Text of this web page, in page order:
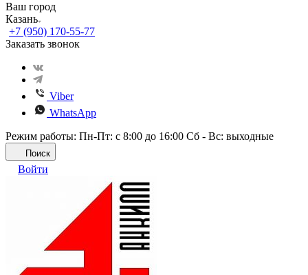
Ваш город
Казань
+7 (950) 170-55-77
Заказать звонок
Viber
WhatsApp
Режим работы: Пн-Пт: с 8:00 до 16:00 Сб - Вс: выходные
Поиск
Войти